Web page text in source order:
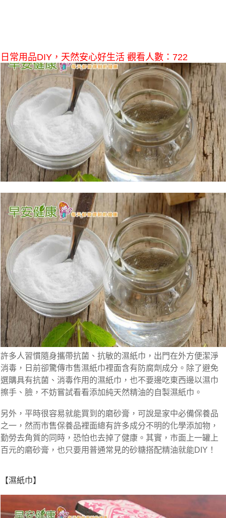
日常用品DIY，天然安心好生活 觀看人數：722
許多人習慣隨身攜帶抗菌、抗敏的濕紙巾，出門在外方便潔淨
消毒，日前卻驚傳市售濕紙巾裡面含有防腐劑成分。除了避免
選購具有抗菌、消毒作用的濕紙巾，也不要邊吃東西邊以濕巾
擦手、臉，不妨嘗試看看添加純天然精油的自製濕紙巾。
另外，平時很容易就能買到的磨砂膏，可說是家中必備保養品
之一，然而市售保養品裡面總有許多成分不明的化學添加物，
勤勞去角質的同時，恐怕也去掉了健康。其實，市面上一罐上
百元的磨砂膏，也只要用普通常見的砂糖搭配精油就能DIY！
【濕紙巾】